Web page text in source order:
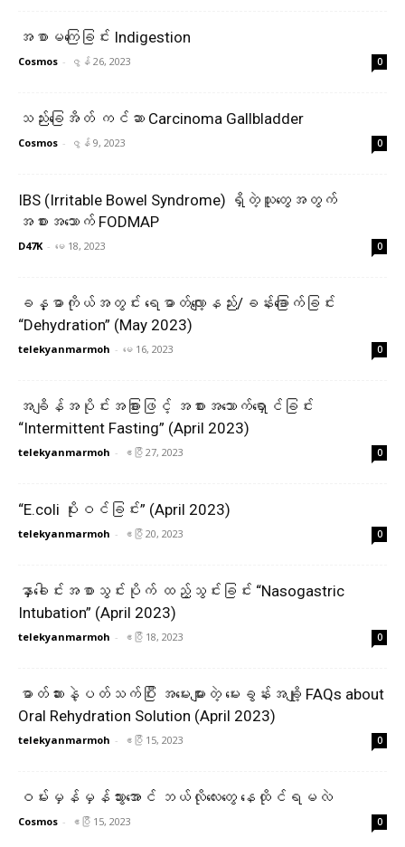
အစာမကြေခြင်း Indigestion
Cosmos - ဇွန် 26, 2023 0
သည်းခြေအိတ် ကင်ဆာ Carcinoma Gallbladder
Cosmos - ဇွန် 9, 2023 0
IBS (Irritable Bowel Syndrome) ရှိတဲ့သူတွေအတွက်
အစားအသောက် FODMAP
D47K - မေ 18, 2023 0
ခန္ဓာကိုယ်အတွင်း ရေဓာတ်လျော့နည်း/ခန်းခြောက်ခြင်း
“Dehydration” (May 2023)
telekyanmarmoh - မေ 16, 2023 0
အချိန်အပိုင်းအခြားဖြင့် အစားအသောက်ရှောင်ခြင်း
“Intermittent Fasting” (April 2023)
telekyanmarmoh - ဧပြီ 27, 2023 0
“E.coli ပိုးဝင်ခြင်း” (April 2023)
telekyanmarmoh - ဧပြီ 20, 2023 0
နှာခေါင်းအစာသွင်းပိုက် ထည့်သွင်းခြင်း “Nasogastric
Intubation” (April 2023)
telekyanmarmoh - ဧပြီ 18, 2023 0
ဓာတ်ဆားနဲ့ပတ်သက်ပြီး အမေးများတဲ့ မေးခွန်းအချို့ FAQs about
Oral Rehydration Solution (April 2023)
telekyanmarmoh - ဧပြီ 15, 2023 0
ဝမ်းမှန်မှန်သွားအောင် ဘယ်လိုလေးတွေ နေထိုင်ရမလဲ
Cosmos - ဧပြီ 15, 2023 0